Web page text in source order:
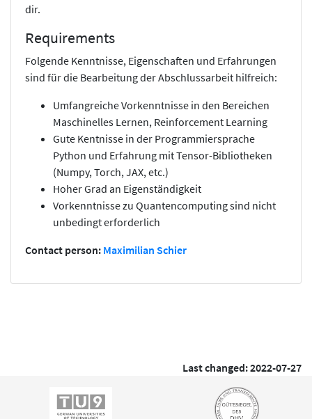
dir.
Requirements
Folgende Kenntnisse, Eigenschaften und Erfahrungen
sind für die Bearbeitung der Abschlussarbeit hilfreich:
Umfangreiche Vorkenntnisse in den Bereichen
Maschinelles Lernen, Reinforcement Learning
Gute Kentnisse in der Programmiersprache
Python und Erfahrung mit Tensor-Bibliotheken
(Numpy, Torch, JAX, etc.)
Hoher Grad an Eigenständigkeit
Vorkenntnisse zu Quantencomputing sind nicht
unbedingt erforderlich
Contact person: Maximilian Schier
Last changed: 2022-07-27